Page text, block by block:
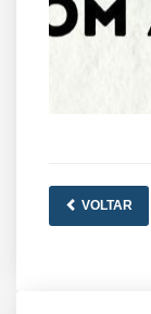
VOLTAR